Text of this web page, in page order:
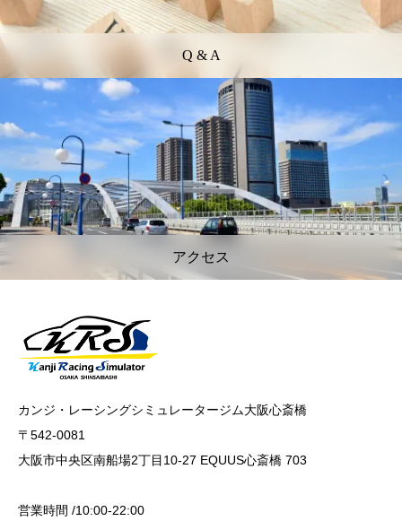
Q & A
アクセス
カンジ・レーシングシミュレータージム大阪心斎橋
〒542-0081
大阪市中央区南船場2丁目10-27 EQUUS心斎橋 703
営業時間 /10:00-22:00